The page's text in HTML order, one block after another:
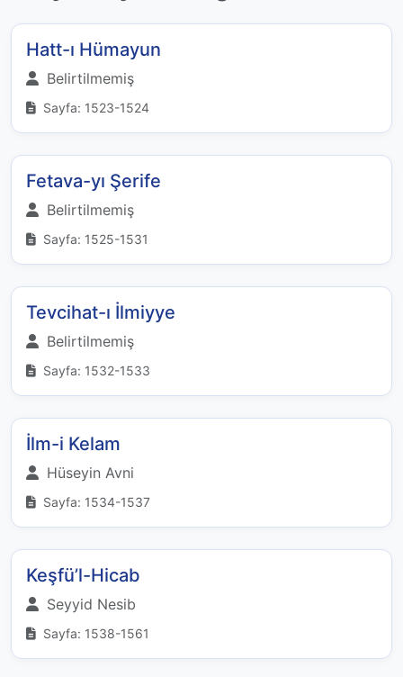
Hatt-ı Hümayun
Belirtilmemiş
Sayfa: 1523-1524
Fetava-yı Şerife
Belirtilmemiş
Sayfa: 1525-1531
Tevcihat-ı İlmiyye
Belirtilmemiş
Sayfa: 1532-1533
İlm-i Kelam
Hüseyin Avni
Sayfa: 1534-1537
Keşfü’l-Hicab
Seyyid Nesib
Sayfa: 1538-1561